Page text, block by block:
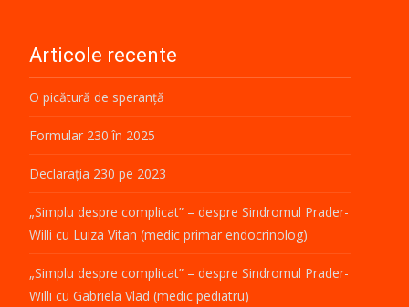
Articole recente
O picătură de speranță
Formular 230 în 2025
Declarația 230 pe 2023
„Simplu despre complicat” – despre Sindromul Prader-
Willi cu Luiza Vitan (medic primar endocrinolog)
„Simplu despre complicat” – despre Sindromul Prader-
Willi cu Gabriela Vlad (medic pediatru)